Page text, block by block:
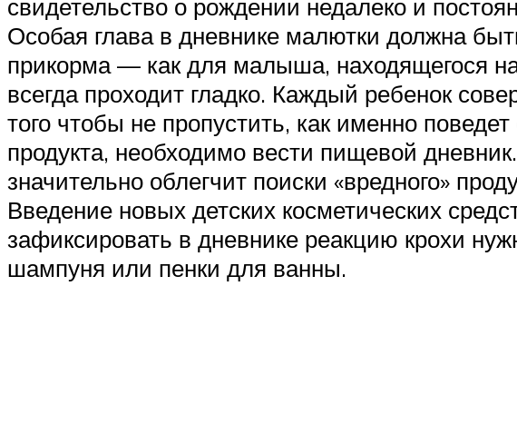
свидетельство о рождении недалеко и
Особая глава в дневнике малютки должна
прикорма — как для малыша, находящегося
всегда проходит гладко. Каждый ребенок
того чтобы не пропустить, как именно
продукта, необходимо вести пищевой
значительно облегчит поиски «вредного»
Введение новых детских косметических
зафиксировать в дневнике реакцию крохи
шампуня или пенки для ванны.